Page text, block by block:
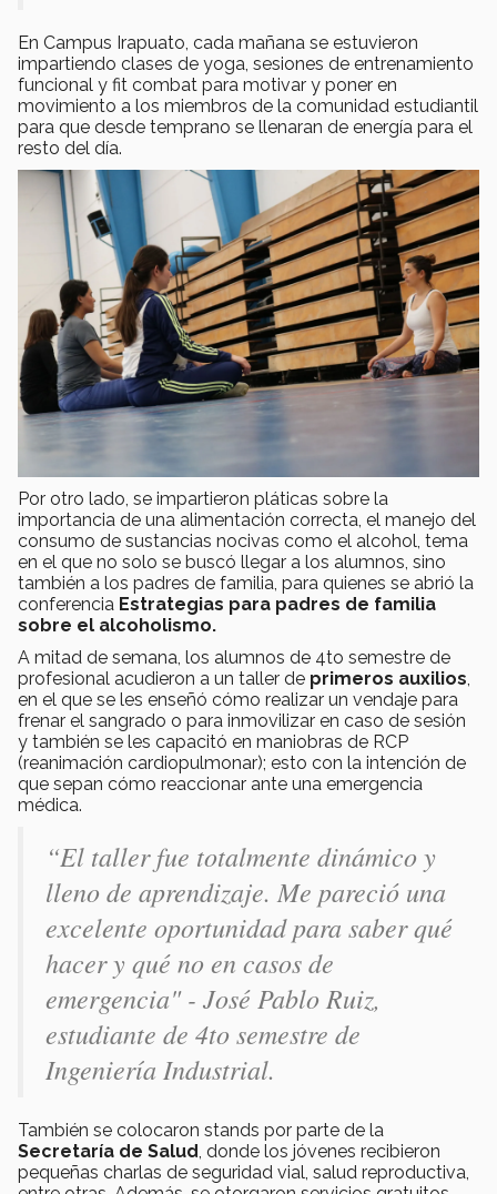
En Campus Irapuato, cada mañana se estuvieron
impartiendo clases de yoga, sesiones de entrenamiento
funcional y fit combat para motivar y poner en
movimiento a los miembros de la comunidad estudiantil
para que desde temprano se llenaran de energía para el
resto del día.
Por otro lado, se impartieron pláticas sobre la
importancia de una alimentación correcta, el manejo del
consumo de sustancias nocivas como el alcohol, tema
en el que no solo se buscó llegar a los alumnos, sino
también a los padres de familia, para quienes se abrió la
conferencia Estrategias para padres de familia
sobre el alcoholismo.
A mitad de semana, los alumnos de 4to semestre de
profesional acudieron a un taller de primeros auxilios,
en el que se les enseñó cómo realizar un vendaje para
frenar el sangrado o para inmovilizar en caso de sesión
y también se les capacitó en maniobras de RCP
(reanimación cardiopulmonar); esto con la intención de
que sepan cómo reaccionar ante una emergencia
médica.
“El taller fue totalmente dinámico y
lleno de aprendizaje. Me pareció una
excelente oportunidad para saber qué
hacer y qué no en casos de
emergencia" - José Pablo Ruiz,
estudiante de 4to semestre de
Ingeniería Industrial.
También se colocaron stands por parte de la
Secretaría de Salud, donde los jóvenes recibieron
pequeñas charlas de seguridad vial, salud reproductiva,